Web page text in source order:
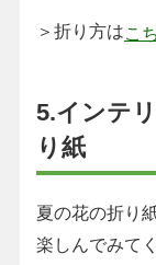
＞折り方は こ
5.インテ
り紙
夏の花の折り
楽しんでみて